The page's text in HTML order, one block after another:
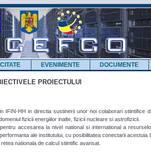
EVENIMENTE DOCUMENTE
PROIECTULUI
IFIN-HH in directia sustinerii unor noi colaborari stiintifice
fizicii energiilor inalte, fizicii nucleare si astrofizicii.
accesarea la nivel national si international a
ale institutului, cu posibilitatea conectarii acestuia
nationala de calcul stiintific avansat.